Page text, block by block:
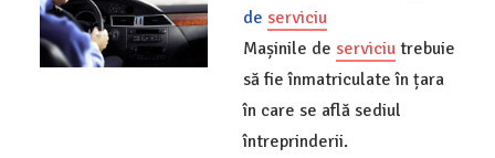
de serviciu
Mașinile de serviciu trebuie
să fie înmatriculate în țara
în care se află sediul
întreprinderii.